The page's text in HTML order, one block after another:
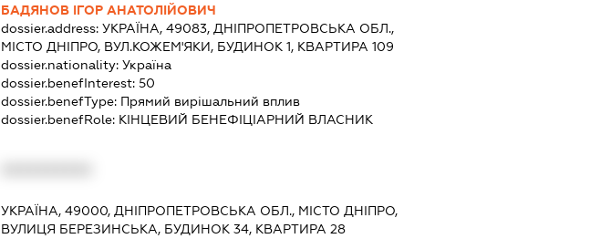
БАДЯНОВ ІГОР АНАТОЛІЙОВИЧ
dossier.address:УКРАЇНА, 49083, ДНІПРОПЕТРОВСЬКА ОБЛ.,
МІСТО ДНІПРО, ВУЛ.КОЖЕМ'ЯКИ, БУДИНОК 1, КВАРТИРА 109
dossier.nationality:Україна
dossier.benefInterest:50
dossier.benefType: Прямий вирішальний вплив
dossier.benefRole: КІНЦЕВИЙ БЕНЕФІЦІАРНИЙ ВЛАСНИК
УКРАЇНА, 49000, ДНІПРОПЕТРОВСЬКА ОБЛ., МІСТО ДНІПРО,
ВУЛИЦЯ БЕРЕЗИНСЬКА, БУДИНОК 34, КВАРТИРА 28